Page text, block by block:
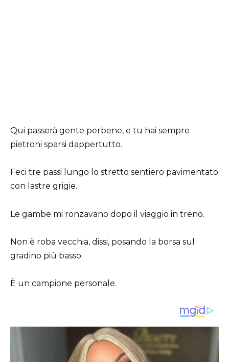
Qui passerà gente perbene, e tu hai sempre
pietroni sparsi dappertutto.
Feci tre passi lungo lo stretto sentiero pavimentato
con lastre grigie.
Le gambe mi ronzavano dopo il viaggio in treno.
Non è roba vecchia, dissi, posando la borsa sul
gradino più basso.
È un campione personale.